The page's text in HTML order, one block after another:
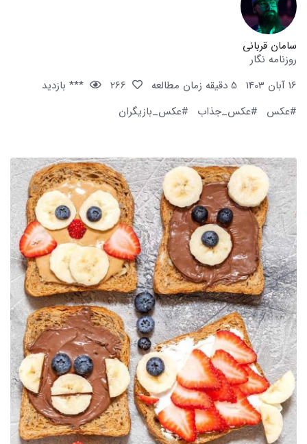
سامان قربانی
روزنامه نگار
16 آبان 1403
5 دقیقه زمان مطالعه
*** بازدید
#عکس
#عکس_جذاب #عکس_بازیگران